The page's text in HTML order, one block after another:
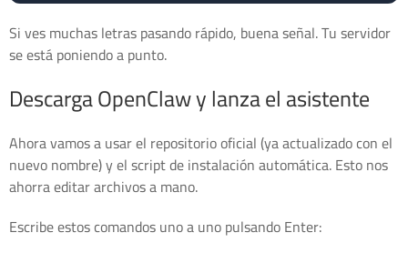
Si ves muchas letras pasando rápido, buena señal. Tu servidor
se está poniendo a punto.
Descarga OpenClaw y lanza el asistente
Ahora vamos a usar el repositorio oficial (ya actualizado con el
nuevo nombre) y el script de instalación automática. Esto nos
ahorra editar archivos a mano.
Escribe estos comandos uno a uno pulsando Enter: